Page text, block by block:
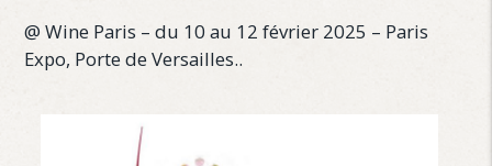
@ Wine Paris – du 10 au 12 février 2025 – Paris
Expo, Porte de Versailles..